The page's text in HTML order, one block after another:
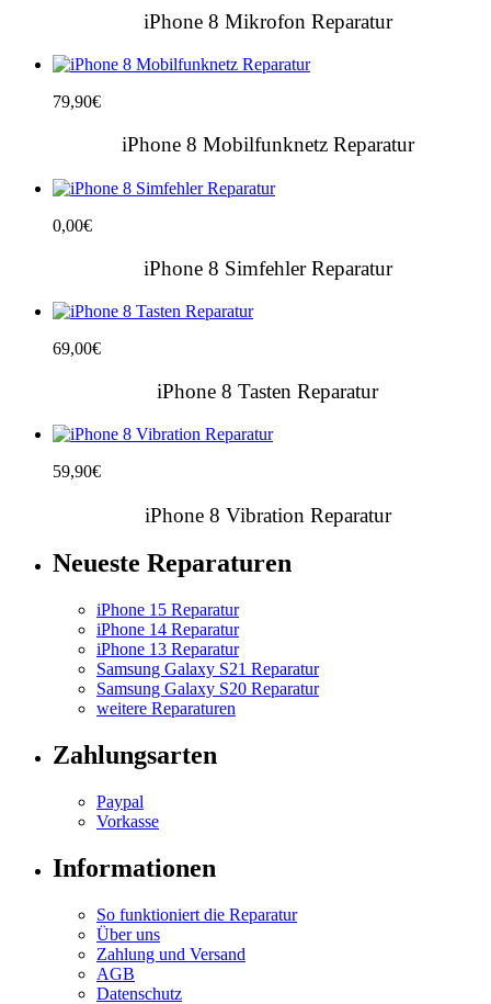
iPhone 8 Mikrofon Reparatur
79,90€
iPhone 8 Mobilfunknetz Reparatur
0,00€
iPhone 8 Simfehler Reparatur
69,00€
iPhone 8 Tasten Reparatur
59,90€
iPhone 8 Vibration Reparatur
Neueste Reparaturen
iPhone 15 Reparatur
iPhone 14 Reparatur
iPhone 13 Reparatur
Samsung Galaxy S21 Reparatur
Samsung Galaxy S20 Reparatur
weitere Reparaturen
Zahlungsarten
Paypal
Vorkasse
Informationen
So funktioniert die Reparatur
Über uns
Zahlung und Versand
AGB
Datenschutz